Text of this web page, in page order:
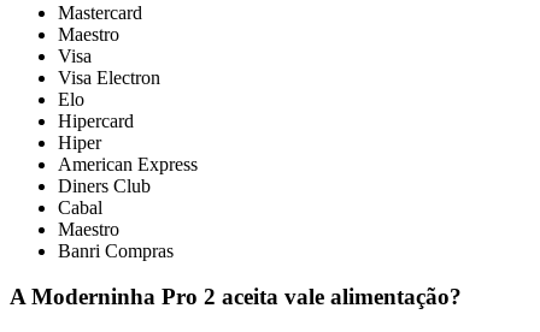
Mastercard
Maestro
Visa
Visa Electron
Elo
Hipercard
Hiper
American Express
Diners Club
Cabal
Maestro
Banri Compras
A Moderninha Pro 2 aceita vale alimentação?